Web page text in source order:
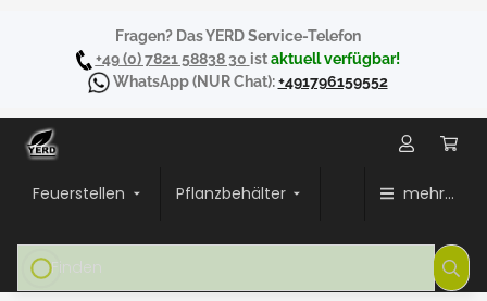
Fragen? Das YERD Service-Telefon
+49 (0) 7821 58838 30 istaktuell verfügbar!
WhatsApp(NUR Chat):+491796159552
Feuerstellen Pflanzbehälter mehr...